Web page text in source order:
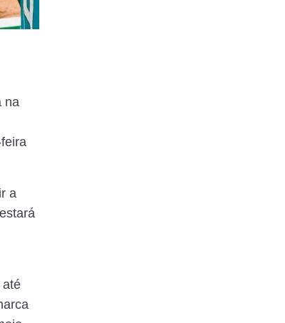
na
a
até